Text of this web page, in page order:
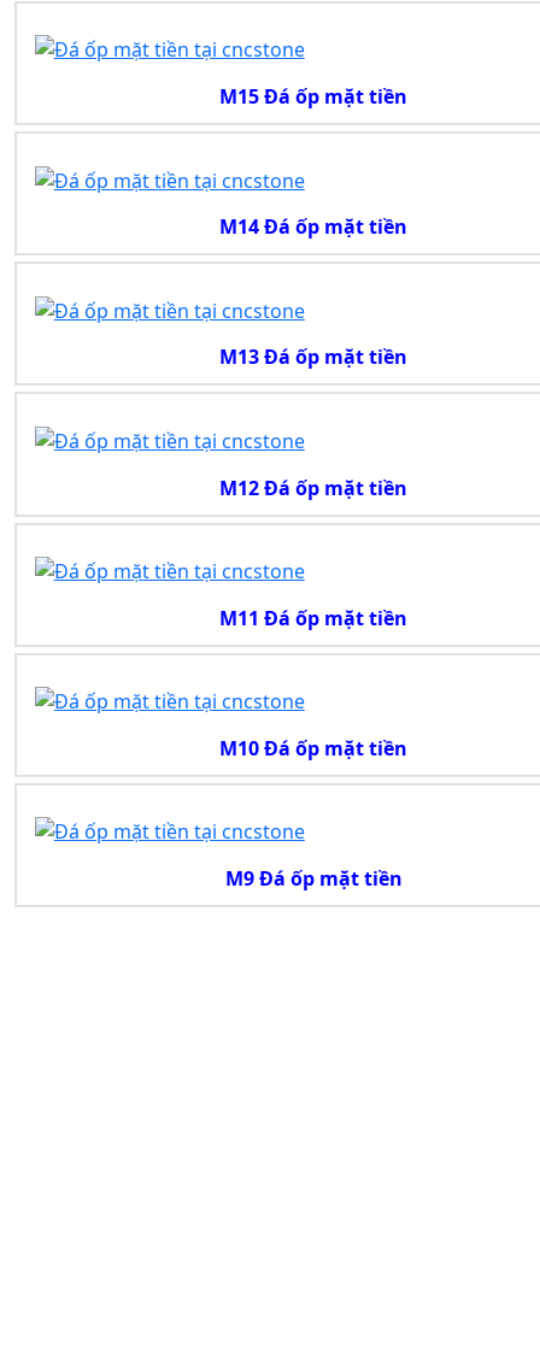
M15 Đá ốp mặt tiền
M14 Đá ốp mặt tiền
M13 Đá ốp mặt tiền
M12 Đá ốp mặt tiền
M11 Đá ốp mặt tiền
M10 Đá ốp mặt tiền
M9 Đá ốp mặt tiền